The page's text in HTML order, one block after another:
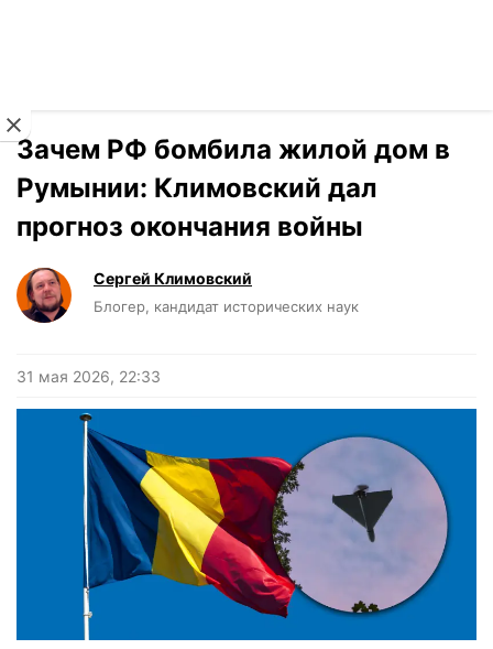
Зачем РФ бомбила жилой дом в
Румынии: Климовский дал
прогноз окончания войны
Сергей Климовский
Блогер, кандидат исторических наук
31 мая 2026, 22:33